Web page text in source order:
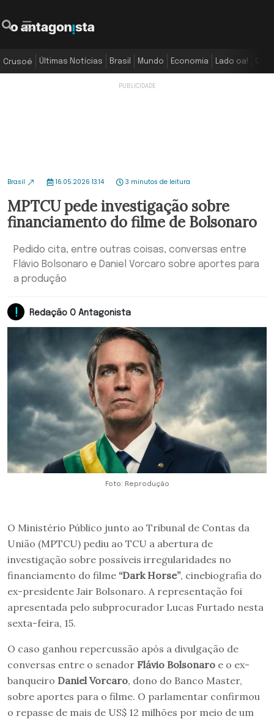
Crusoé Últimas Notícias Brasil Mundo Economia Lado oa!
Brasil 16.05.2026 13:14 3 minutos de leitura
MPTCU pede investigação sobre
financiamento do filme de Bolsonaro
Pedido cita, entre outras coisas, conversas entre
Flávio Bolsonaro e Daniel Vorcaro sobre aportes para
a produção
Redação O Antagonista
Foto: Reprodução
O Ministério Público junto ao Tribunal de Contas da
União (MPTCU) pediu ao TCU a abertura de
investigação sobre possíveis irregularidades no
financiamento do filme “Dark Horse”, cinebiografia do
ex-presidente Jair Bolsonaro. A representação foi
apresentada pelo subprocurador Lucas Furtado nesta
sexta-feira, 15.
O caso ganhou repercussão após a divulgação de
conversas entre o senador Flávio Bolsonaro e o ex-
banqueiro Daniel Vorcaro, dono do Banco Master,
sobre aportes para o filme. O parlamentar confirmou
o repasse de mais de US$ 12 milhões por meio de um